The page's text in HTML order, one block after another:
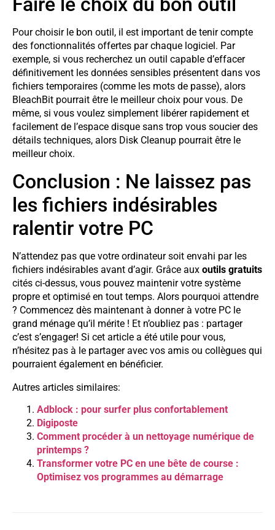
Pour choisir le bon outil, il est important de tenir compte
des fonctionnalités offertes par chaque logiciel. Par
exemple, si vous recherchez un outil capable d’effacer
définitivement les données sensibles présentent dans vos
fichiers temporaires (comme les mots de passe), alors
BleachBit pourrait être le meilleur choix pour vous. De
même, si vous voulez simplement libérer rapidement et
facilement de l’espace disque sans trop vous soucier des
détails techniques, alors Disk Cleanup pourrait être le
meilleur choix.
Conclusion : Ne laissez pas
les fichiers indésirables
ralentir votre PC
N’attendez pas que votre ordinateur soit envahi par les
fichiers indésirables avant d’agir. Grâce aux outils gratuits
cités ci-dessus, vous pouvez maintenir votre système
propre et optimisé en tout temps. Alors pourquoi attendre
? Commencez dès maintenant à donner à votre PC le
grand ménage qu’il mérite ! Et n’oubliez pas : partager
c’est s’engager! Si cet article a été utile pour vous,
n’hésitez pas à le partager avec vos amis ou collègues qui
pourraient également en bénéficier.
Autres articles similaires:
Adblock : pour surfer plus confortablement
Digiposte
Comment procéder à un nettoyage numérique de
printemps ?
Transformer votre PC en une bête de course :
Optimisez vos programmes au démarrage